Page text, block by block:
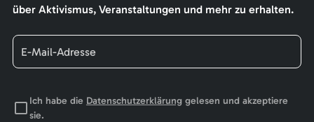
über Aktivismus, Veranstaltungen und mehr zu erhalten.
Ich habe die Datenschutzerklärunggelesen und akzeptiere
sie.